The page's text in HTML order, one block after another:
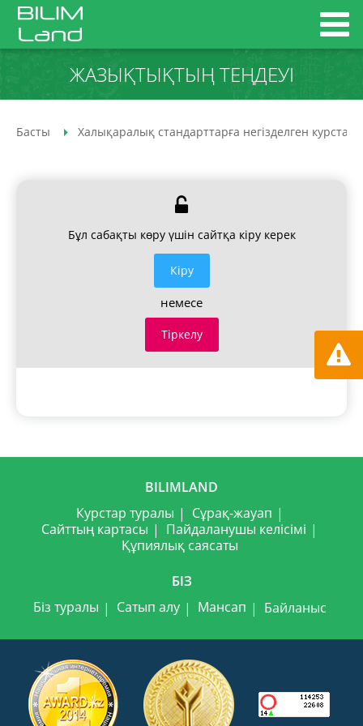
ЖАЗЫҚТЫҚТЫҢ ТЕҢДЕУІ
Басты Халықаралық стандарттарға негізделген курстар
Бұл сабақты көру үшін сайтқа кіру керек
Кiру
немесе
Тіркелу
BILIMLAND
Курстар туралы
Сұрақ-жауап
Сайттың картасы
Пайдаланушы келісімі
Құпиялық саясаты
БІЗ
Біз туралы
Сатып алу Мансап Байланыс